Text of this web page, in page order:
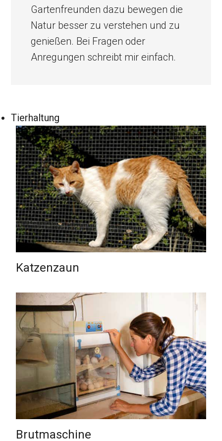
Gartenfreunden dazu bewegen die
Natur besser zu verstehen und zu
genießen. Bei Fragen oder
Anregungen schreibt mir einfach.
Tierhaltung
Katzenzaun
Brutmaschine